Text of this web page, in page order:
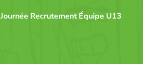
Journée Recrutement Équipe U13